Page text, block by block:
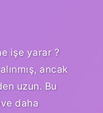
işe yarar ?
ancak
uzun. Bu
daha